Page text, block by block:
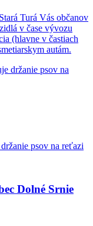
Turá Vás občanov
v čase vývozu
(hlavne v častiach
autám.
psov na reťazi
Dolné Srnie